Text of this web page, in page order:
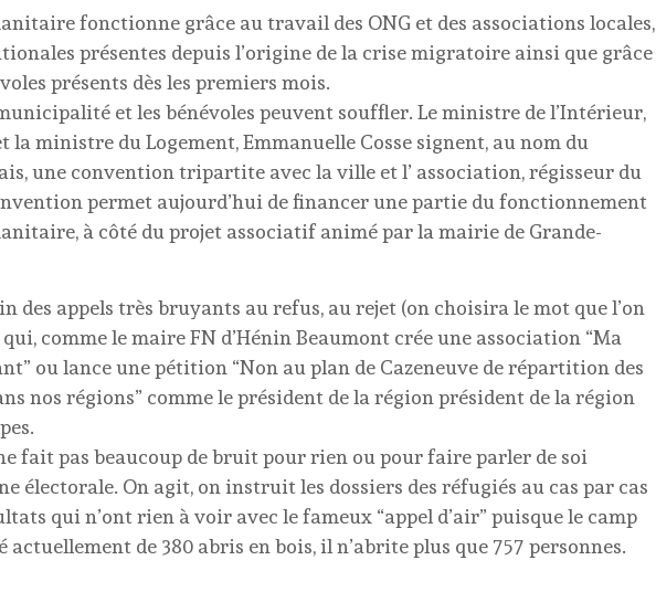
fonctionne grâce au travail des ONG et des associations locales,
présentes depuis l’origine de la crise migratoire ainsi que grâce
présents dès les premiers mois.
et les bénévoles peuvent souffler. Le ministre de l’Intérieur,
la ministre du Logement, Emmanuelle Cosse signent, au nom du
une convention tripartite avec la ville et l’ association, régisseur du
permet aujourd’hui de financer une partie du fonctionnement
à côté du projet associatif animé par la mairie de Grande-
des appels très bruyants au refus, au rejet (on choisira le mot que l’on
comme le maire FN d’Hénin Beaumont crée une association “Ma
ou lance une pétition “Non au plan de Cazeneuve de répartition des
nos régions” comme le président de la région président de la région
fait pas beaucoup de bruit pour rien ou pour faire parler de soi
électorale. On agit, on instruit les dossiers des réfugiés au cas par cas
qui n’ont rien à voir avec le fameux “appel d’air” puisque le camp
de 380 abris en bois, il n’abrite plus que 757 personnes.